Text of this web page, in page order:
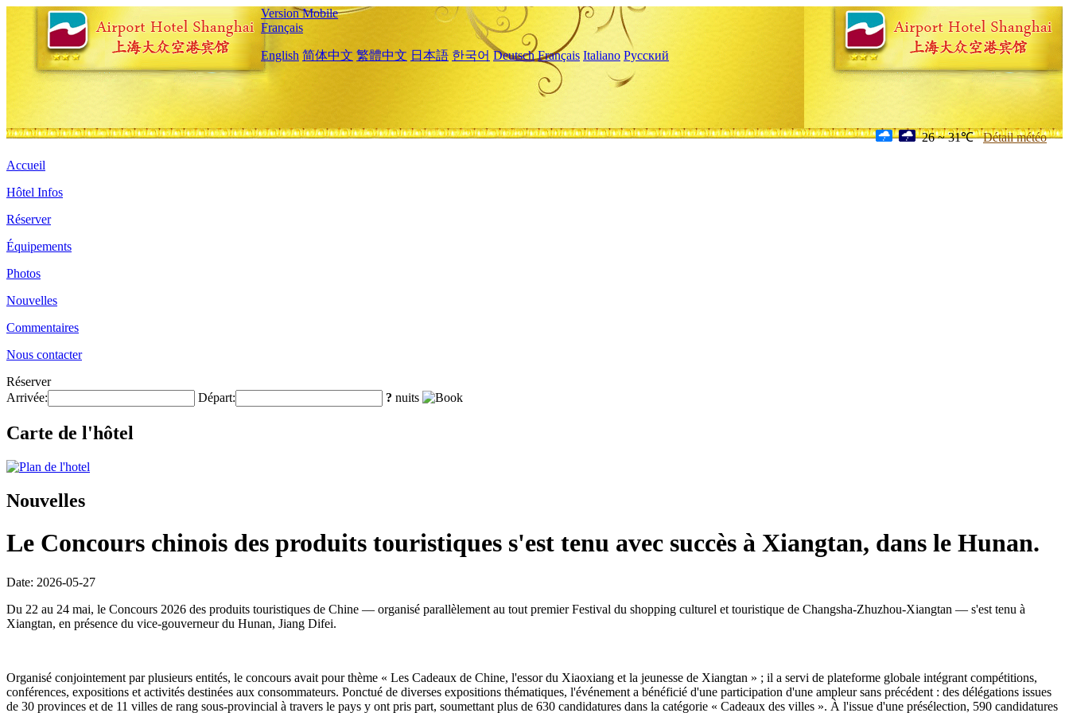
Version Mobile
Français
English 简体中文 繁體中文 日本語 한국어 Deutsch Français Italiano Русский
26 ~ 31℃ Détail météo
Accueil
Hôtel Infos
Réserver
Équipements
Photos
Nouvelles
Commentaires
Nous contacter
Réserver
Arrivée:
Départ: ? nuits
Carte de l'hôtel
Nouvelles
Le Concours chinois des produits touristiques s'est tenu avec succès à Xiangtan, dans le Hunan.
Date: 2026-05-27
Du 22 au 24 mai, le Concours 2026 des produits touristiques de Chine — organisé parallèlement au tout premier Festival du shopping culturel et touristique de Changsha-Zhuzhou-Xiangtan — s'est tenu à
Xiangtan, en présence du vice-gouverneur du Hunan, Jiang Difei.
Organisé conjointement par plusieurs entités, le concours avait pour thème « Les Cadeaux de Chine, l'essor du Xiaoxiang et la jeunesse de Xiangtan » ; il a servi de plateforme globale intégrant compétitions,
conférences, expositions et activités destinées aux consommateurs. Ponctué de diverses expositions thématiques, l'événement a bénéficié d'une participation d'une ampleur sans précédent : des délégations issues
de 30 provinces et de 11 villes de rang sous-provincial à travers le pays y ont pris part, soumettant plus de 630 candidatures dans la catégorie « Cadeaux des villes ». À l'issue d'une présélection, 590 candidatures